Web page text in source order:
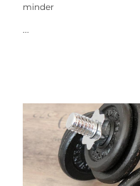
minder
...